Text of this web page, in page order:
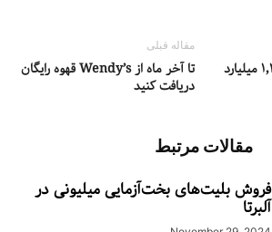
مقاله قبلی
تا آخر ماه از Wendy’s قهوه رایگان
دریافت کنید
بیانیه CRA در خصوص ۱٬۴ میلیارد
مقالات مرتبط
فروش بلیت‌های بخت‌آزمایی میلیونی در
آلبرتا